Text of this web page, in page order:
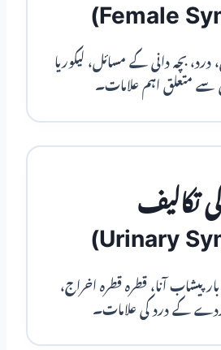
بچہ دانی کے مسائل، لیکوریا
سے متعلق اہم علامات۔
تکالیف
پیشاب آنا، قطرہ قطرہ اخراج،
کے درد کی علامات۔